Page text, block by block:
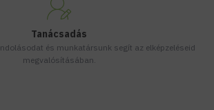
Tanácsadás
és munkatársunk segít az elképzeléseid
megvalósításában.